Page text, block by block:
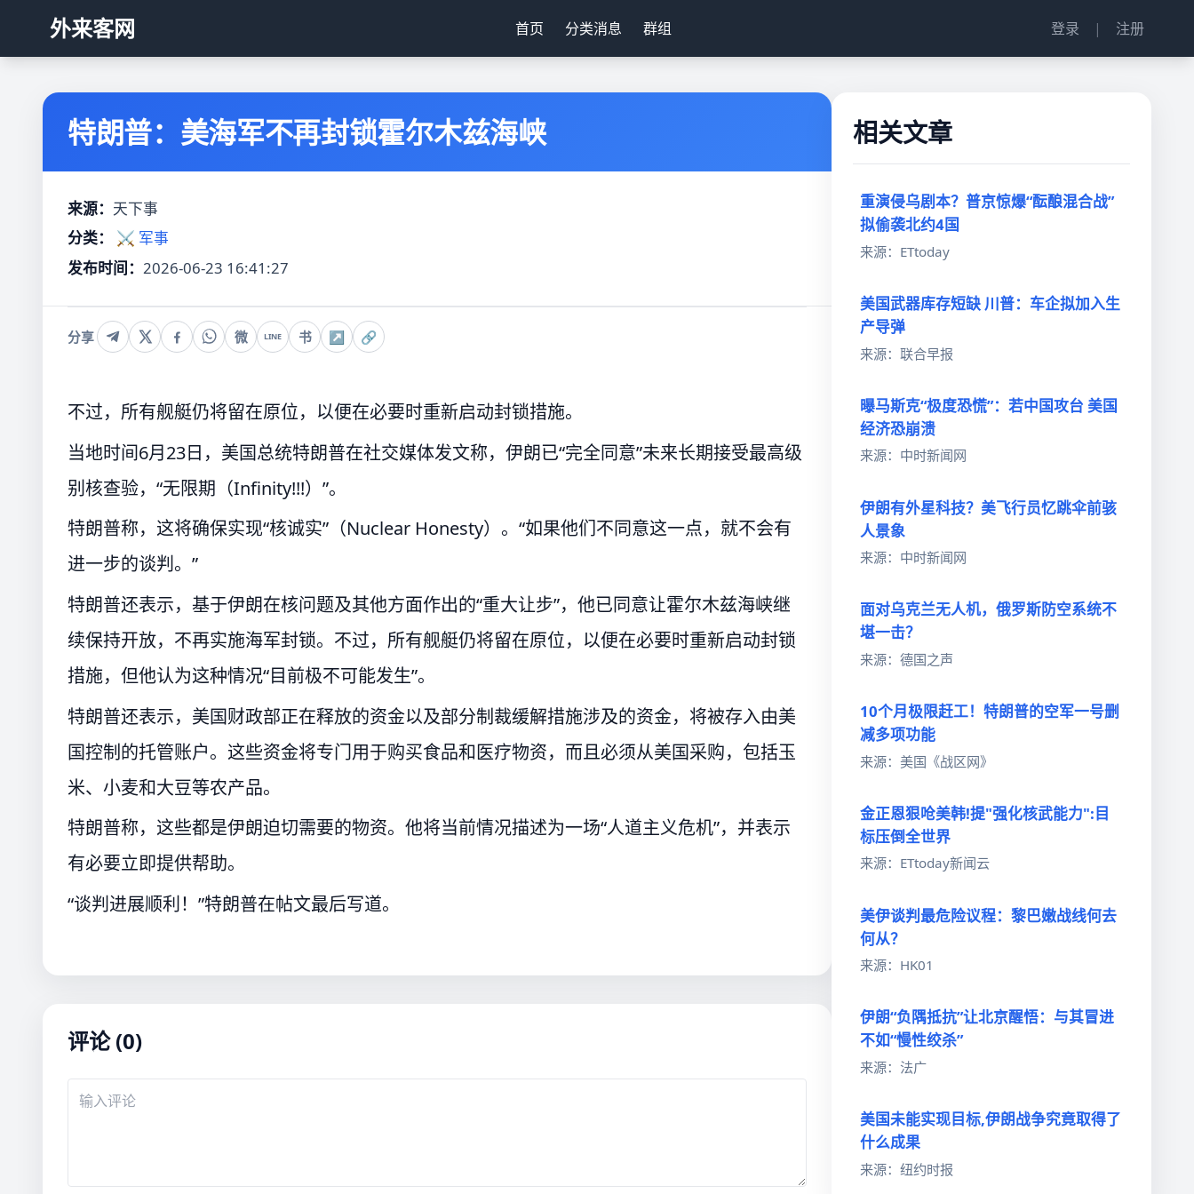
外来客网 首页 分类消息 群组 登录 | 注册
特朗普：美海军不再封锁霍尔木兹海峡
来源： 天下事
分类：
⚔️ 军事
发布时间： 2026-06-23 16:41:27
分享 微 LINE 书 ↗ 🔗
不过，所有舰艇仍将留在原位，以便在必要时重新启动封锁措施。
当地时间6月23日，美国总统特朗普在社交媒体发文称，伊朗已“完全同意”未来长期接受最高级
别核查验，“无限期（Infinity!!!）”。
特朗普称，这将确保实现“核诚实”（Nuclear Honesty）。“如果他们不同意这一点，就不会有
进一步的谈判。”
特朗普还表示，基于伊朗在核问题及其他方面作出的“重大让步”，他已同意让霍尔木兹海峡继
续保持开放，不再实施海军封锁。不过，所有舰艇仍将留在原位，以便在必要时重新启动封锁
措施，但他认为这种情况“目前极不可能发生”。
特朗普还表示，美国财政部正在释放的资金以及部分制裁缓解措施涉及的资金，将被存入由美
国控制的托管账户。这些资金将专门用于购买食品和医疗物资，而且必须从美国采购，包括玉
米、小麦和大豆等农产品。
特朗普称，这些都是伊朗迫切需要的物资。他将当前情况描述为一场“人道主义危机”，并表示
有必要立即提供帮助。
“谈判进展顺利！”特朗普在帖文最后写道。
评论 (0)
相关文章
重演侵乌剧本？普京惊爆“酝酿混合战”
拟偷袭北约4国
来源：ETtoday
美国武器库存短缺 川普：车企拟加入生
产导弹
来源：联合早报
曝马斯克“极度恐慌”：若中国攻台 美国
经济恐崩溃
来源：中时新闻网
伊朗有外星科技？美飞行员忆跳伞前骇
人景象
来源：中时新闻网
面对乌克兰无人机，俄罗斯防空系统不
堪一击？
来源：德国之声
10个月极限赶工！特朗普的空军一号删
减多项功能
来源：美国《战区网》
金正恩狠呛美韩!提"强化核武能力":目
标压倒全世界
来源：ETtoday新闻云
美伊谈判最危险议程：黎巴嫩战线何去
何从？
来源：HK01
伊朗“负隅抵抗”让北京醒悟：与其冒进
不如“慢性绞杀”
来源：法广
美国未能实现目标,伊朗战争究竟取得了
什么成果
来源：纽约时报